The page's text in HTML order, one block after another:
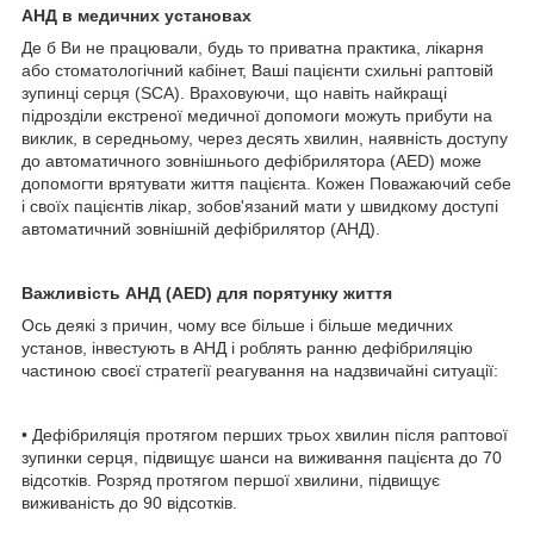
АНД в медичних установах
Де б Ви не працювали, будь то приватна практика, лікарня
або стоматологічний кабінет, Ваші пацієнти схильні раптовій
зупинці серця (SCA). Враховуючи, що навіть найкращі
підрозділи екстреної медичної допомоги можуть прибути на
виклик, в середньому, через десять хвилин, наявність доступу
до автоматичного зовнішнього дефібрилятора (AED) може
допомогти врятувати життя пацієнта. Кожен Поважаючий себе
і своїх пацієнтів лікар, зобов'язаний мати у швидкому доступі
автоматичний зовнішній дефібрилятор (АНД).
Важливість АНД (AED) для порятунку життя
Ось деякі з причин, чому все більше і більше медичних
установ, інвестують в АНД і роблять ранню дефібриляцію
частиною своєї стратегії реагування на надзвичайні ситуації:
• Дефібриляція протягом перших трьох хвилин після раптової
зупинки серця, підвищує шанси на виживання пацієнта до 70
відсотків. Розряд протягом першої хвилини, підвищує
виживаність до 90 відсотків.